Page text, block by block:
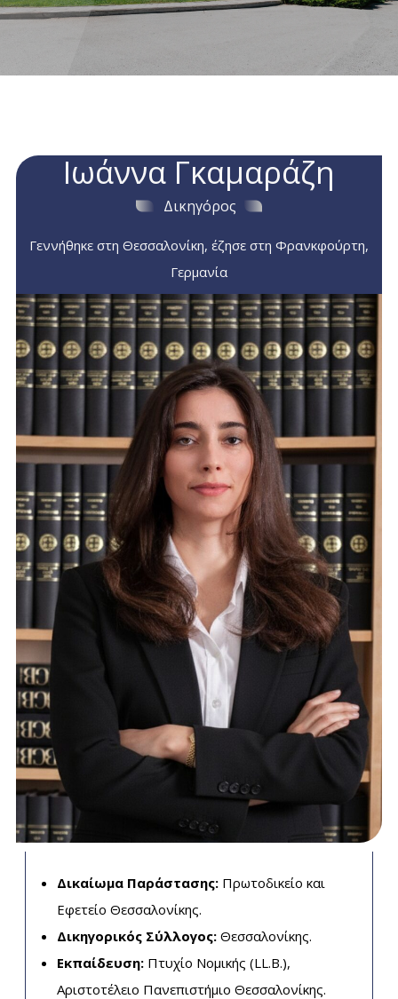
Ιωάννα Γκαμαράζη
Δικηγόρος
Γεννήθηκε στη Θεσσαλονίκη, έζησε στη Φρανκφούρτη,
Γερμανία
Δικαίωμα Παράστασης: Πρωτοδικείο και
Εφετείο Θεσσαλονίκης.
Δικηγορικός Σύλλογος: Θεσσαλονίκης.
Εκπαίδευση: Πτυχίο Νομικής (LL.B.),
Αριστοτέλειο Πανεπιστήμιο Θεσσαλονίκης.